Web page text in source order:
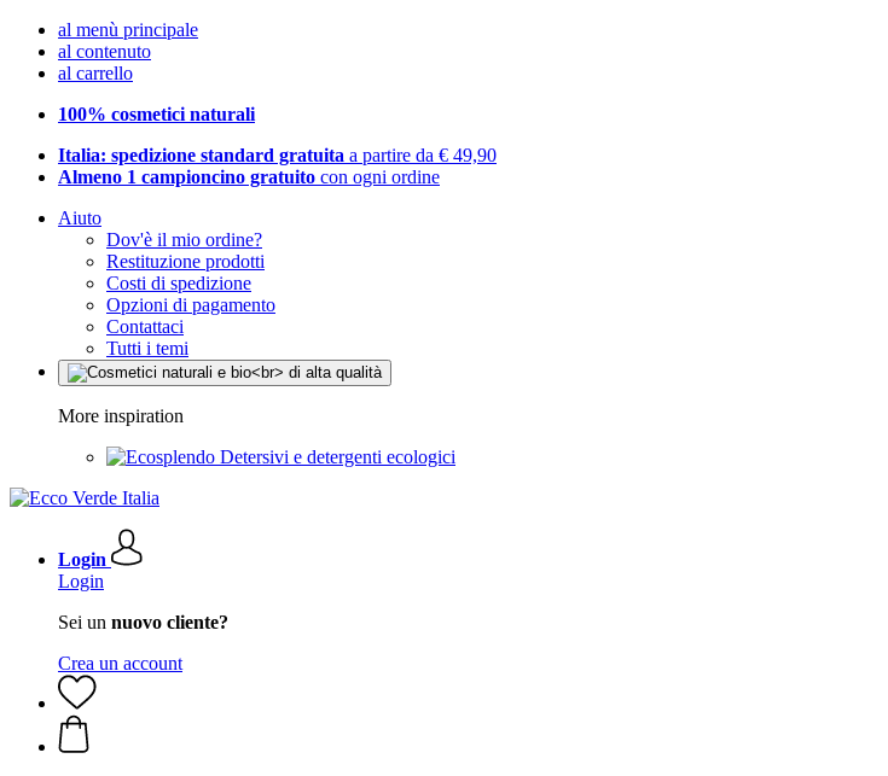
al menù principale
al contenuto
al carrello
100% cosmetici naturali
Italia: spedizione standard gratuita a partire da € 49,90
Almeno 1 campioncino gratuito con ogni ordine
Aiuto
Dov'è il mio ordine?
Restituzione prodotti
Costi di spedizione
Opzioni di pagamento
Contattaci
Tutti i temi
More inspiration
Detersivi e detergenti ecologici
Login
Login
Sei un nuovo cliente?
Crea un account